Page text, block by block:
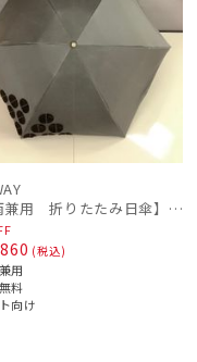
【晴雨兼用 折りたたみ日傘】ハンウェイ（ＨＡＮＷＡＹ）Angela（アンジェラ）
(税込)
用
料
向け